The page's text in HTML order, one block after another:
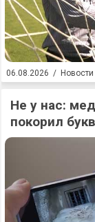
06.08.2026 / Новости
Не у нас:
покорил